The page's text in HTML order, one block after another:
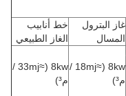
غاز البترول
المسال
خط أنابيب
الغاز الطبيعي
8kw (≈18mj /
م³)
8kw (≈33mj /
م³)